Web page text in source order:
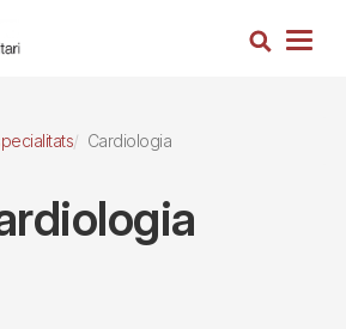
Cerca
Cardiologia